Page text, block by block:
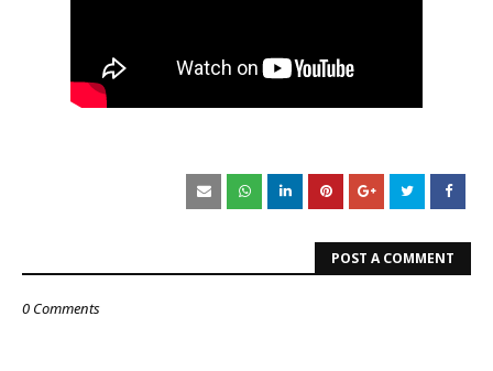
POST A COMMENT
0 Comments